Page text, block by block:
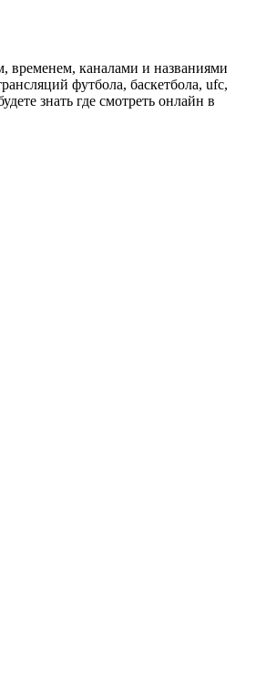
временем, каналами и названиями
футбола, баскетбола, ufc,
знать где смотреть онлайн в